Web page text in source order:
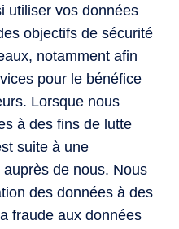
utiliser vos données
objectifs de sécurité
notamment afin
pour le bénéfice
Lorsque nous
à des fins de lutte
suite à une
de nous. Nous
des données à des
fraude aux données